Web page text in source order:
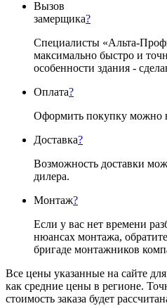
Вызов
замерщика?
Специалисты «Альта-
максимально быстро и
особенности здания -
Оплата?
Оформить покупку можно
Доставка?
Возможность доставки
дилера.
Монтаж?
Если у вас нет времени
нюансах монтажа,
бригаде монтажников
Все цены указанные на сайте
как средние цены в регионе.
стоимость заказа будет